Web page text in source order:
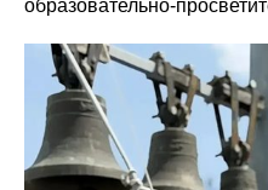
образовательно-